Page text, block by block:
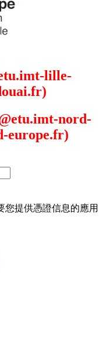
lille-
nord-
europe.fr)
您提供憑證信息的應用